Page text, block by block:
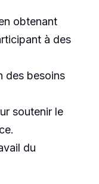
obtenant
à des
des besoins
soutenir le
du